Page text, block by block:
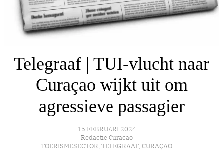
Telegraaf | TUI-vlucht naar
Curaçao wijkt uit om
agressieve passagier
15 FEBRUARI 2024
Redactie Curacao
TOERISMESECTOR, TELEGRAAF, CURAÇAO